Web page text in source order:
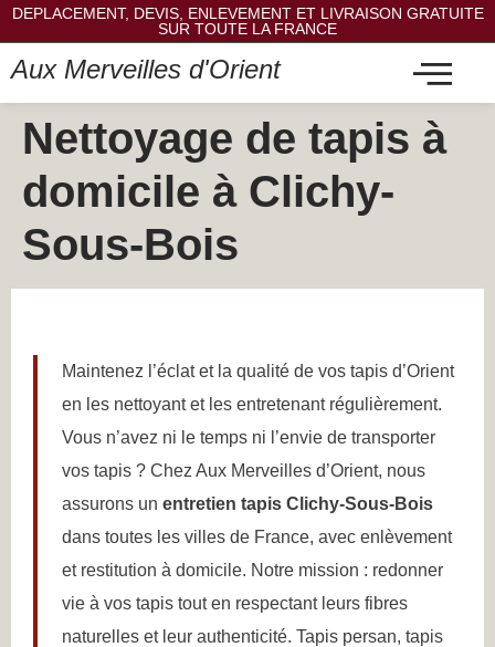
DEPLACEMENT, DEVIS, ENLEVEMENT ET LIVRAISON GRATUITE
SUR TOUTE LA FRANCE
Aux Merveilles d'Orient
Nettoyage de tapis à
domicile à Clichy-
Sous-Bois
Maintenez l’éclat et la qualité de vos tapis d’Orient
en les nettoyant et les entretenant régulièrement.
Vous n’avez ni le temps ni l’envie de transporter
vos tapis ? Chez Aux Merveilles d’Orient, nous
assurons un entretien tapis Clichy-Sous-Bois
dans toutes les villes de France, avec enlèvement
et restitution à domicile. Notre mission : redonner
vie à vos tapis tout en respectant leurs fibres
naturelles et leur authenticité. Tapis persan, tapis